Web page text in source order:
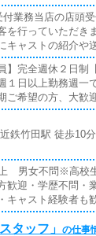
とができます。一
れば確実に収入は
っている人もいま
、賞与有 ・交通費
可能・忌引休暇有
付業務当店の店頭
を行っていただき
キャストの紹介や
キャストの誘導を
ッフがサポート
ます。また、お客
り取りの中で仕事
）お客様からの電
約の確定後はキャ
なマニュアルや先
、未経験でも安心
トなど、ポータル
ただきます。キャ
の作成となります
】完全週休２日
１日以上勤務週一
ご希望の方、大歓
鉄竹田駅 徒歩10分
男女不問※高校
歓迎・学歴不問・
キャスト経験者も
タッフ」 の仕事